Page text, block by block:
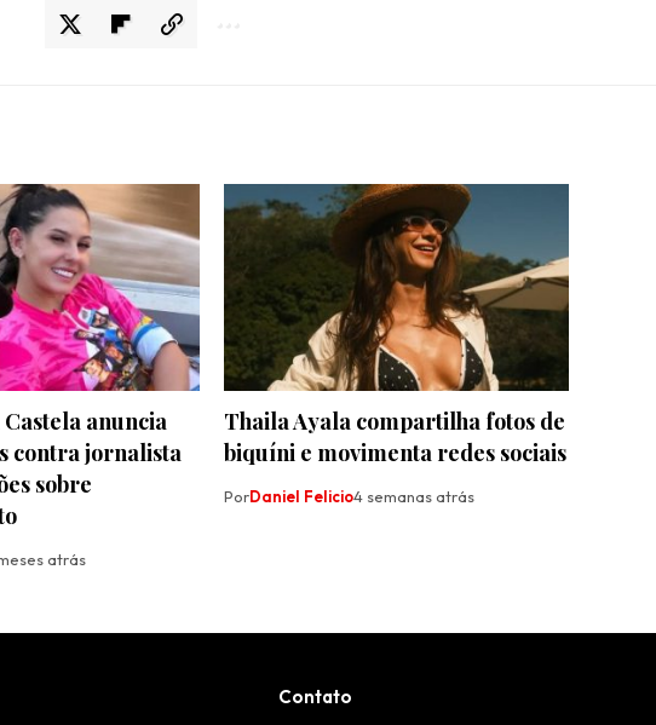
anuncia
contra jornalista
sobre
atrás
Thaila Ayala compartilha fotos de
biquíni e movimenta redes sociais
PorDaniel Felicio4 semanas atrás
Contato